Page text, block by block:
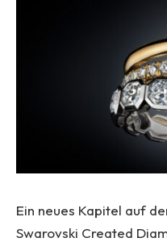
Ein neues Kapitel auf
Swarovski Created